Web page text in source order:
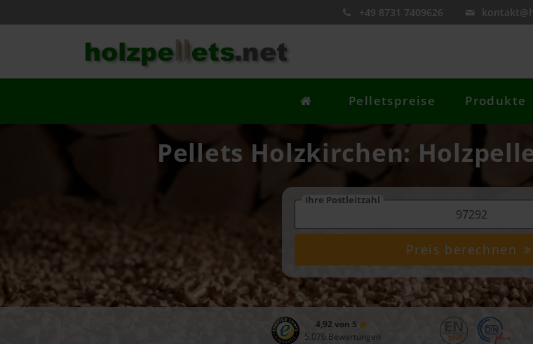
+49 8731 7409626
Pelletspreise Produkte
Pellets Holzkirchen:
Ihre Postleitzahl
Preis berechnen
4,92 von 5
5.076 Bewertungen